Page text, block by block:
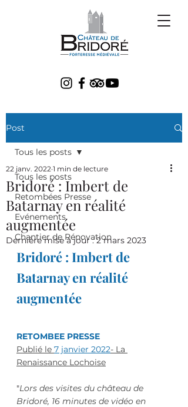
Post
Tous les posts
Retombées Presse
Evénements
Chantier de Rénovation
Tous les posts
Bridoré : Imbert de
Batarnay en réalité
augmentée
22 janv. 2022 1 min de lecture
Dernière mise à jour :2 mars 2023
Bridoré : Imbert de
Batarnay en réalité
augmentée
RETOMBEE PRESSE
Publié le 7 janvier 2022- La
Renaissance Lochoise
"Lors des visites du château de
Bridoré, 16 minutes de vidéo en